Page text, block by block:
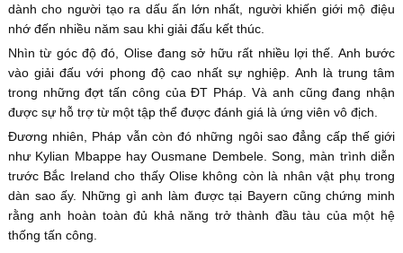
dành cho người tạo ra dấu ấn lớn nhất, người khiến giới mộ điệu
nhớ đến nhiều năm sau khi giải đấu kết thúc.
Nhìn từ góc độ đó, Olise đang sở hữu rất nhiều lợi thế. Anh bước
vào giải đấu với phong độ cao nhất sự nghiệp. Anh là trung tâm
trong những đợt tấn công của ĐT Pháp. Và anh cũng đang nhận
được sự hỗ trợ từ một tập thể được đánh giá là ứng viên vô địch.
Đương nhiên, Pháp vẫn còn đó những ngôi sao đẳng cấp thế giới
như Kylian Mbappe hay Ousmane Dembele. Song, màn trình diễn
trước Bắc Ireland cho thấy Olise không còn là nhân vật phụ trong
dàn sao ấy. Những gì anh làm được tại Bayern cũng chứng minh
rằng anh hoàn toàn đủ khả năng trở thành đầu tàu của một hệ
thống tấn công.